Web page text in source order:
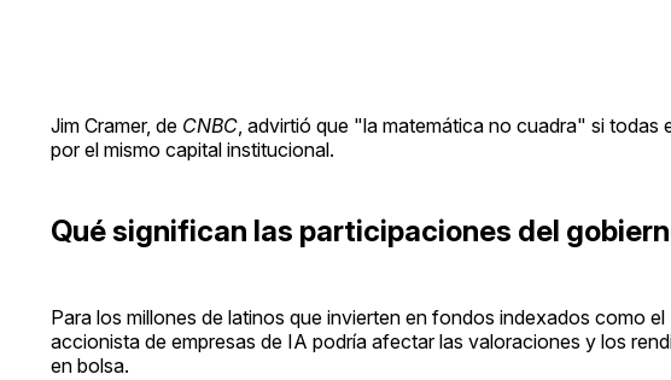
Jim Cramer, de CNBC , advirtió que "la matemática no cuadra" si
por el mismo capital institucional.
Qué significan las participaciones del
Para los millones de latinos que invierten en fondos indexados como
accionista de empresas de IA podría afectar las valoraciones y los
en bolsa.